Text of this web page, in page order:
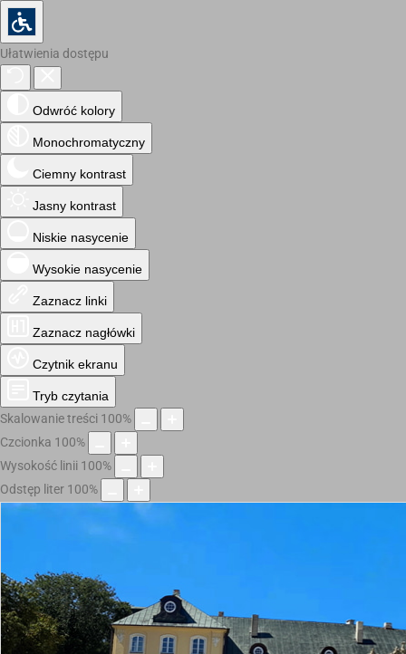
Ułatwienia dostępu
Odwróć kolory
Monochromatyczny
Ciemny kontrast
Jasny kontrast
Niskie nasycenie
Wysokie nasycenie
Zaznacz linki
Zaznacz nagłówki
Czytnik ekranu
Tryb czytania
Skalowanie treści 100%
Czcionka 100%
Wysokość linii 100%
Odstęp liter 100%